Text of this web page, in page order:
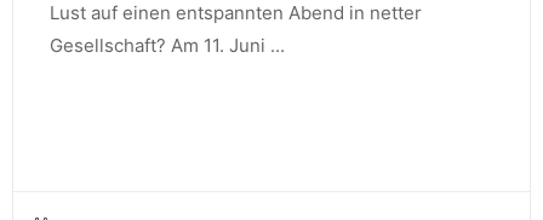
Lust auf einen entspannten Abend in netter
Gesellschaft? Am 11. Juni ...